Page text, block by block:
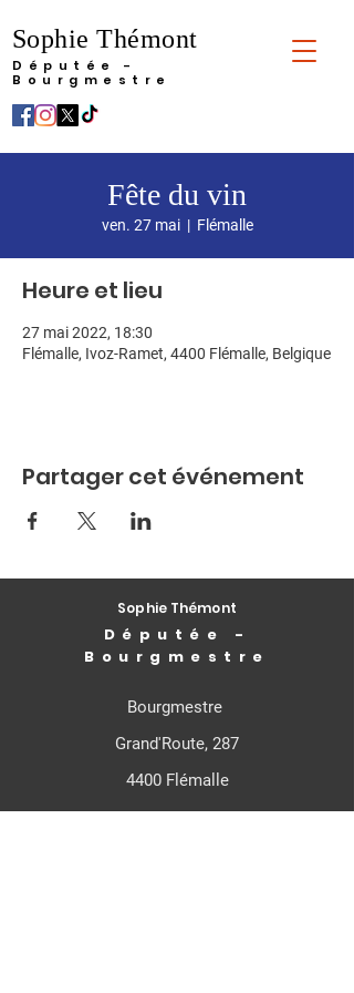
Sophie Thémont
Députée -
Bourgmestre
Fête du vin
ven. 27 mai
  |
Flémalle
Heure et lieu
27 mai 2022, 18:30
Flémalle, Ivoz-Ramet, 4400 Flémalle, Belgique
Partager cet événement
Sophie Thémont
Députée -
Bourgmestre
Bourgmestre
Grand'Route, 287
4400 Flémalle